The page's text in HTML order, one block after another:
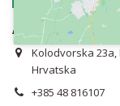
Adresa
Kolodvorska 23a,
Hrvatska
+385 48 816107